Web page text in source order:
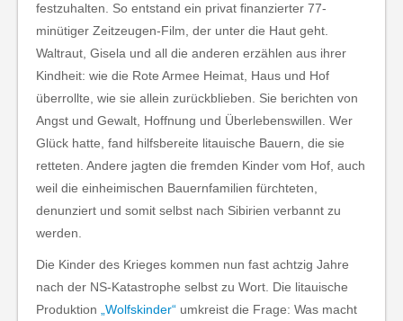
festzuhalten. So entstand ein privat finanzierter 77-
minütiger Zeitzeugen-Film, der unter die Haut geht.
Waltraut, Gisela und all die anderen erzählen aus ihrer
Kindheit: wie die Rote Armee Heimat, Haus und Hof
überrollte, wie sie allein zurückblieben. Sie berichten von
Angst und Gewalt, Hoffnung und Überlebenswillen. Wer
Glück hatte, fand hilfsbereite litauische Bauern, die sie
retteten. Andere jagten die fremden Kinder vom Hof, auch
weil die einheimischen Bauernfamilien fürchteten,
denunziert und somit selbst nach Sibirien verbannt zu
werden.
Die Kinder des Krieges kommen nun fast achtzig Jahre
nach der NS-Katastrophe selbst zu Wort. Die litauische
Produktion „Wolfskinder“ umkreist die Frage: Was macht